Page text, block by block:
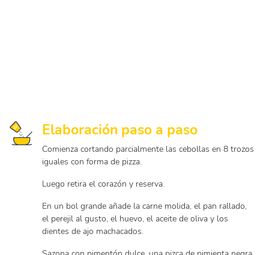
Elaboración paso a paso
Comienza cortando parcialmente las cebollas en 8 trozos
iguales con forma de pizza.
Luego retira el corazón y reserva.
En un bol grande añade la carne molida, el pan rallado,
el perejil al gusto, el huevo, el aceite de oliva y los
dientes de ajo machacados.